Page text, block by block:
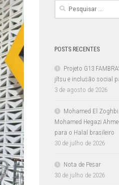
Pesquisar
POSTS RECENTES
Projeto G13
jítsu e inclusão social
3 de agosto de 2026
Mohamed El
Mohamed Hegazi
para o Halal brasileiro
30 de julho de 2026
Nota de Pesar
30 de julho de 2026